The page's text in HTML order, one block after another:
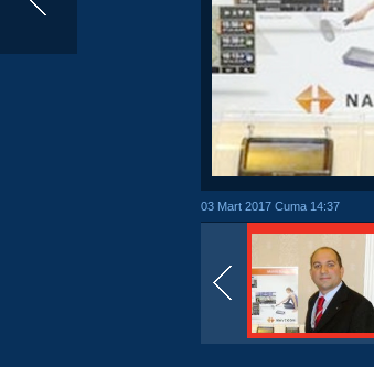
03 Mart 2017 Cuma 14:37